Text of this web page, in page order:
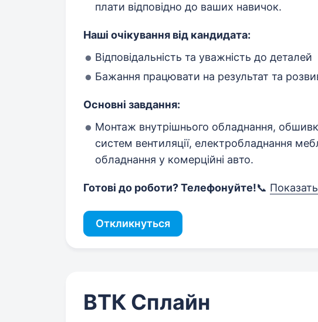
плати відповідно до ваших навичок.
Наші очікування від кандидата:
Відповідальність та уважність до деталей
Бажання працювати на результат та
Основні завдання:
Монтаж внутрішнього обладнання,
систем вентиляції, електробладнання
обладнання у комерційні авто.
Готові до роботи? Телефонуйте!📞
Откликнуться
ВТК Сплайн